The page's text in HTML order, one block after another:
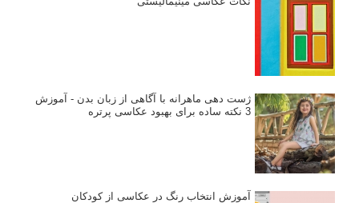
ژست دهی ماهرانه با آگاهی از زبان بدن - آموزش
3 نکته ساده برای بهبود عکاسی پرتره
آموزش انتخاب رنگ در عکاسی از کودکان